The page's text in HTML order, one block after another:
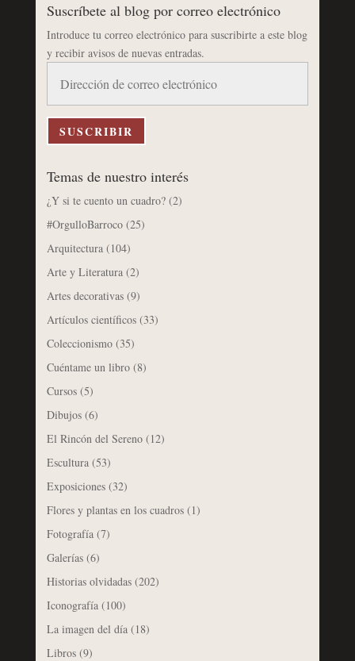
Suscríbete al blog por correo electrónico
Introduce tu correo electrónico para suscribirte a este blog
y recibir avisos de nuevas entradas.
correo
electrónico
SUSCRIBIR
Temas de nuestro interés
¿Y si te cuento un cuadro?(2)
#OrgulloBarroco(25)
Arquitectura(104)
Arte y Literatura(2)
Artes decorativas(9)
Artículos científicos(33)
Coleccionismo(35)
Cuéntame un libro(8)
Cursos(5)
Dibujos(6)
El Rincón del Sereno(12)
Escultura(53)
Exposiciones(32)
Flores y plantas en los cuadros(1)
Fotografía(7)
Galerías(6)
Historias olvidadas(202)
Iconografía(100)
La imagen del día(18)
Libros(9)